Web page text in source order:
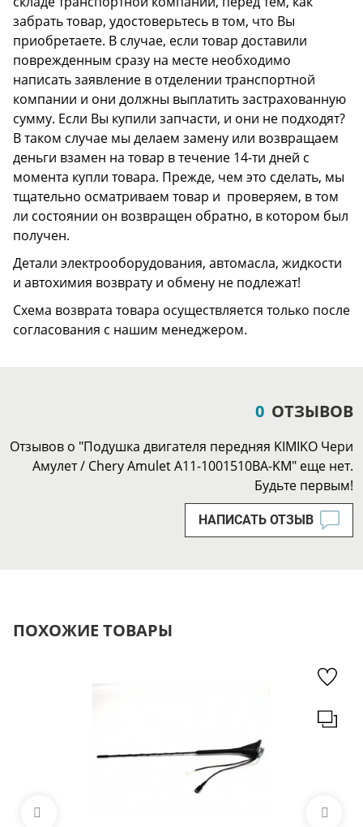
забрать товар, удостоверьтесь в том, что Вы
приобретаете. В случае, если товар доставили
поврежденным сразу на месте необходимо
написать заявление в отделении транспортной
компании и они должны выплатить застрахованную
сумму. Если Вы купили запчасти, и они не подходят?
В таком случае мы делаем замену или возвращаем
деньги взамен на товар в течение 14-ти дней с
момента купли товара. Прежде, чем это сделать, мы
тщательно осматриваем товар и проверяем, в том
ли состоянии он возвращен обратно, в котором был
получен.
Детали электрооборудования, автомасла, жидкости
и автохимия возврату и обмену не подлежат!
Схема возврата товара осуществляется только после
согласования с нашим менеджером.
0 ОТЗЫВОВ
Отзывов о "Подушка двигателя передняя KIMIKO Чери
Амулет / Chery Amulet A11-1001510BA-KM" еще нет.
Будьте первым!
НАПИСАТЬ ОТЗЫВ
ПОХОЖИЕ ТОВАРЫ